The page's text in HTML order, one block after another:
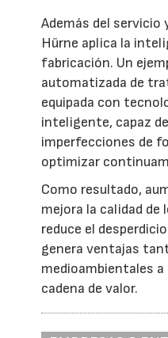
Además del
Hürne aplica la
fabricación. Un
automatizada de
equipada con
inteligente, capaz
imperfecciones de
optimizar
Como resultado,
mejora la calidad de
reduce el
genera ventajas
medioambientales
cadena de valor.